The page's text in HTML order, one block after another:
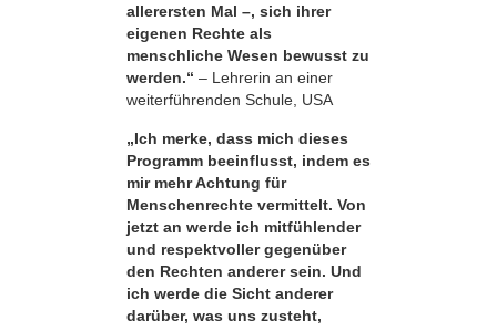
allerersten Mal –, sich ihrer
eigenen Rechte als
menschliche Wesen bewusst zu
werden.“ – Lehrerin an einer
weiterführenden Schule, USA
„Ich merke, dass mich dieses
Programm beeinflusst, indem es
mir mehr Achtung für
Menschenrechte vermittelt. Von
jetzt an werde ich mitfühlender
und respektvoller gegenüber
den Rechten anderer sein. Und
ich werde die Sicht anderer
darüber, was uns zusteht,